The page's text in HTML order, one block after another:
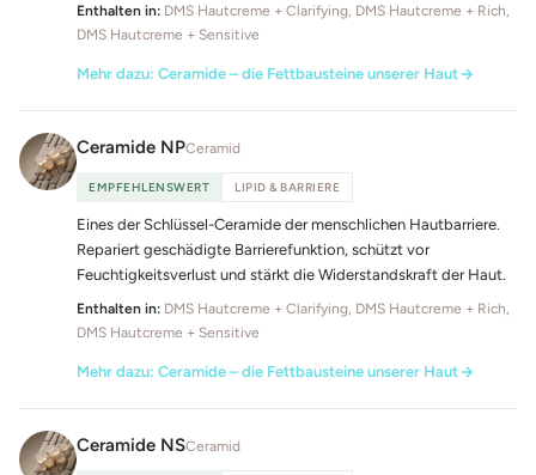
Enthalten in: DMS Hautcreme + Clarifying, DMS Hautcreme + Rich,
DMS Hautcreme + Sensitive
Mehr dazu: Ceramide – die Fettbausteine unserer Haut
Ceramide NPCeramid
EMPFEHLENSWERT LIPID & BARRIERE
Eines der Schlüssel-Ceramide der menschlichen Hautbarriere.
Repariert geschädigte Barrierefunktion, schützt vor
Feuchtigkeitsverlust und stärkt die Widerstandskraft der Haut.
Enthalten in: DMS Hautcreme + Clarifying, DMS Hautcreme + Rich,
DMS Hautcreme + Sensitive
Mehr dazu: Ceramide – die Fettbausteine unserer Haut
Ceramide NSCeramid